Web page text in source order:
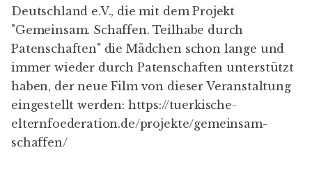
Deutschland e.V., die mit dem Projekt
"Gemeinsam. Schaffen. Teilhabe durch
Patenschaften" die Mädchen schon lange und
immer wieder durch Patenschaften unterstützt
haben, der neue Film von dieser Veranstaltung
eingestellt werden: https://tuerkische-
elternfoederation.de/projekte/gemeinsam-
schaffen/